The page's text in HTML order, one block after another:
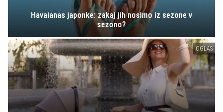
Havaianas japonke: zakaj jih nosimo iz sezone v
sezono?
OGLAS